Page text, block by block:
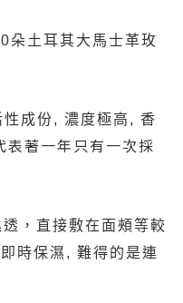
朵土耳其大馬士革玫
成份, 濃度極高, 香
著一年只有一次採
，直接敷在面頰等較
時保濕, 難得的是連